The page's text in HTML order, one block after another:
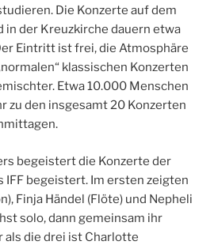
Die Konzerte auf dem
in der Kreuzkirche dauern etwa
Eintritt ist frei, die Atmosphäre
klassischen Konzerten
Etwa 10.000 Menschen
zu den insgesamt 20 Konzerten
begeistert die Konzerte der
IFF begeistert. Im ersten zeigten
Finja Händel (Flöte) und Nepheli
solo, dann gemeinsam ihr
als die drei ist Charlotte